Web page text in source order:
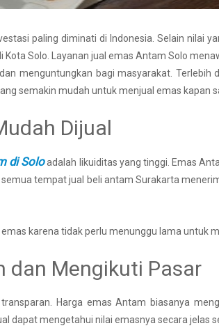
paling diminati di Indonesia. Selain nilai
Solo. Layanan jual emas Antam Solo
menguntungkan bagi masyarakat. Terlebih
semakin mudah untuk menjual emas kapan
Dijual
di Soloadalah likuiditas yang tinggi. Emas
tempat jual beli antam Surakarta
karena tidak perlu menunggu lama untuk
dan Mengikuti Pasar
Harga emas Antam biasanya
dapat mengetahui nilai emasnya secara jelas